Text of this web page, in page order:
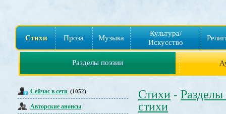
Стихи Проза Музыка
Культура/
Искусство
Разделы поэзии
Сейчас в сети (1052)
Авторские анонсы
Стихи - Разделы
стихи